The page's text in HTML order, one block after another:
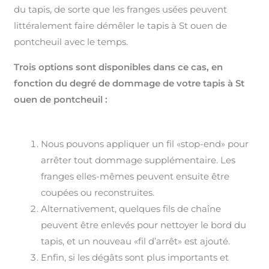
du tapis, de sorte que les franges usées peuvent
littéralement faire démêler le tapis à St ouen de
pontcheuil avec le temps.
Trois options sont disponibles dans ce cas, en
fonction du degré de dommage de votre tapis à St
ouen de pontcheuil :
Nous pouvons appliquer un fil «stop-end» pour
arrêter tout dommage supplémentaire. Les
franges elles-mêmes peuvent ensuite être
coupées ou reconstruites.
Alternativement, quelques fils de chaîne
peuvent être enlevés pour nettoyer le bord du
tapis, et un nouveau «fil d’arrêt» est ajouté.
Enfin, si les dégâts sont plus importants et